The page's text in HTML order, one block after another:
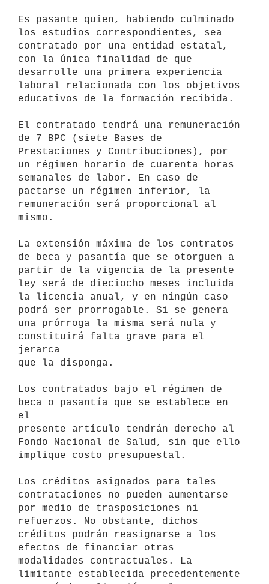
Es pasante quien, habiendo culminado
los estudios correspondientes, sea
contratado por una entidad estatal,
con la única finalidad de que
desarrolle una primera experiencia
laboral relacionada con los objetivos
educativos de la formación recibida.
El contratado tendrá una remuneración
de 7 BPC (siete Bases de
Prestaciones y Contribuciones), por
un régimen horario de cuarenta horas
semanales de labor. En caso de
pactarse un régimen inferior, la
remuneración será proporcional al
mismo.
La extensión máxima de los contratos
de beca y pasantía que se otorguen a
partir de la vigencia de la presente
ley será de dieciocho meses incluida
la licencia anual, y en ningún caso
podrá ser prorrogable. Si se genera
una prórroga la misma será nula y
constituirá falta grave para el
jerarca
que la disponga.
Los contratados bajo el régimen de
beca o pasantía que se establece en
el
presente artículo tendrán derecho al
Fondo Nacional de Salud, sin que ello
implique costo presupuestal.
Los créditos asignados para tales
contrataciones no pueden aumentarse
por medio de trasposiciones ni
refuerzos. No obstante, dichos
créditos podrán reasignarse a los
efectos de financiar otras
modalidades contractuales. La
limitante establecida precedentemente